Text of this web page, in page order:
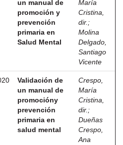
un manual de
promoción y
prevención
primaria en
Salud Mental
María
Cristina,
dir. ;
Molina
Delgado,
Santiago
Vicente
Validación de
un manual de
promocióny
prevención
primaria en
salud mental
Crespo,
María
Cristina,
dir. ;
Dueñas
Crespo,
Ana